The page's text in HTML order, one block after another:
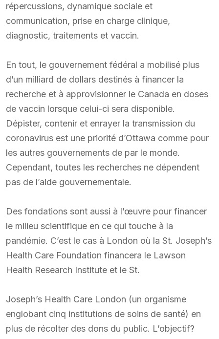
répercussions, dynamique sociale et
communication, prise en charge clinique,
diagnostic, traitements et vaccin.
En tout, le gouvernement fédéral a mobilisé plus
d’un milliard de dollars destinés à financer la
recherche et à approvisionner le Canada en doses
de vaccin lorsque celui-ci sera disponible.
Dépister, contenir et enrayer la transmission du
coronavirus est une priorité d’Ottawa comme pour
les autres gouvernements de par le monde.
Cependant, toutes les recherches ne dépendent
pas de l’aide gouvernementale.
Des fondations sont aussi à l’œuvre pour financer
le milieu scientifique en ce qui touche à la
pandémie. C’est le cas à London où la St. Joseph’s
Health Care Foundation financera le Lawson
Health Research Institute et le St.
Joseph’s Health Care London (un organisme
englobant cinq institutions de soins de santé) en
plus de récolter des dons du public. L’objectif?